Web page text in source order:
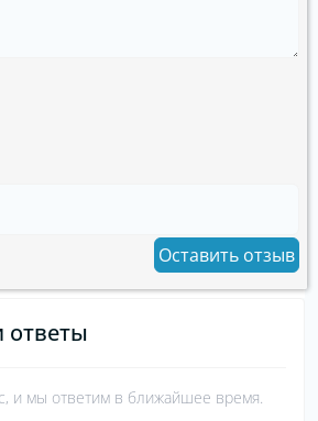
Оставить отзыв
ответы
и мы ответим в ближайшее время.